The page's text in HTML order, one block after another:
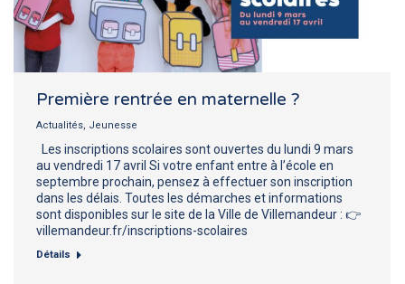
Première rentrée en maternelle ?
Actualités, Jeunesse
Les inscriptions scolaires sont ouvertes du lundi 9 mars
au vendredi 17 avril Si votre enfant entre à l’école en
septembre prochain, pensez à effectuer son inscription
dans les délais. Toutes les démarches et informations
sont disponibles sur le site de la Ville de Villemandeur : 👉
villemandeur.fr/inscriptions-scolaires
Détails